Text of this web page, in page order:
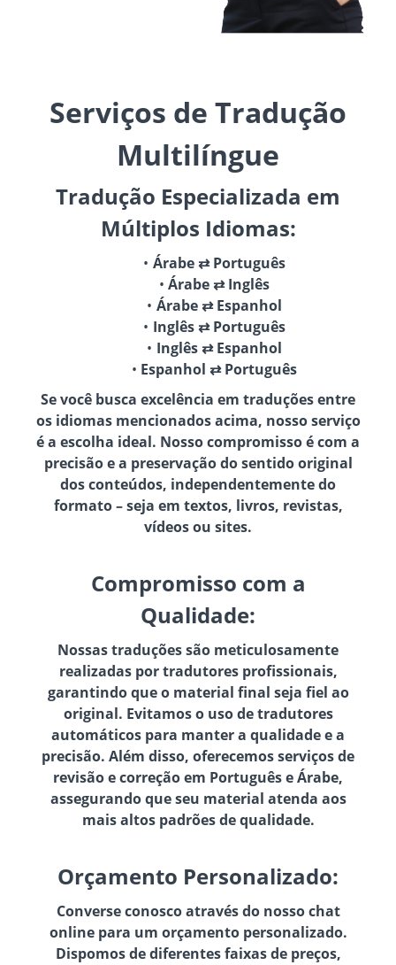
Serviços de Tradução
Multilíngue
Tradução Especializada em
Múltiplos Idiomas:
Árabe ⇄ Português
Árabe ⇄ Inglês
Árabe ⇄ Espanhol
Inglês ⇄ Português
Inglês ⇄ Espanhol
Espanhol ⇄ Português
Se você busca excelência em traduções entre
os idiomas mencionados acima, nosso serviço
é a escolha ideal. Nosso compromisso é com a
precisão e a preservação do sentido original
dos conteúdos, independentemente do
formato – seja em textos, livros, revistas,
vídeos ou sites.
Compromisso com a
Qualidade:
Nossas traduções são meticulosamente
realizadas por tradutores profissionais,
garantindo que o material final seja fiel ao
original. Evitamos o uso de tradutores
automáticos para manter a qualidade e a
precisão. Além disso, oferecemos serviços de
revisão e correção em Português e Árabe,
assegurando que seu material atenda aos
mais altos padrões de qualidade.
Orçamento Personalizado:
Converse conosco através do nosso chat
online para um orçamento personalizado.
Dispomos de diferentes faixas de preços,